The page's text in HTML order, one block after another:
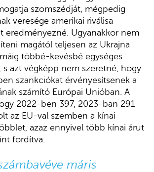
szomszédját, mégpedig
veresége amerikai riválisa
eredményezné. Ugyanakkor nem
magától teljesen az Ukrajna
többé-kevésbé egységes
s azt végképp nem szeretné, hogy
szankciókat érvényesítsenek a
számító Európai Unióban. A
2022-ben 397, 2023-ban 291
az EU-val szemben a kínai
azaz ennyivel több kínai árut
fordítva.
máris